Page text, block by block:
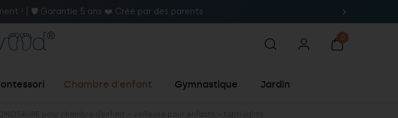
5 % de réduction sur vos achats ! 🚀
Chambre d'enfant Gymnastique Jardin